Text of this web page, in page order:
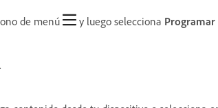
de menú y luego selecciona Programar
.